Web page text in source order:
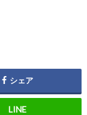
シェア